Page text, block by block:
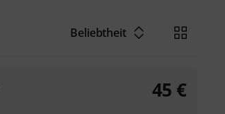
Beliebtheit
45 €